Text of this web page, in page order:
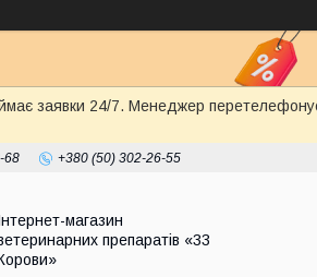
заявки 24/7. Менеджер перетелефонує
68 +380 (50) 302-26-55
магазин
препаратів «33